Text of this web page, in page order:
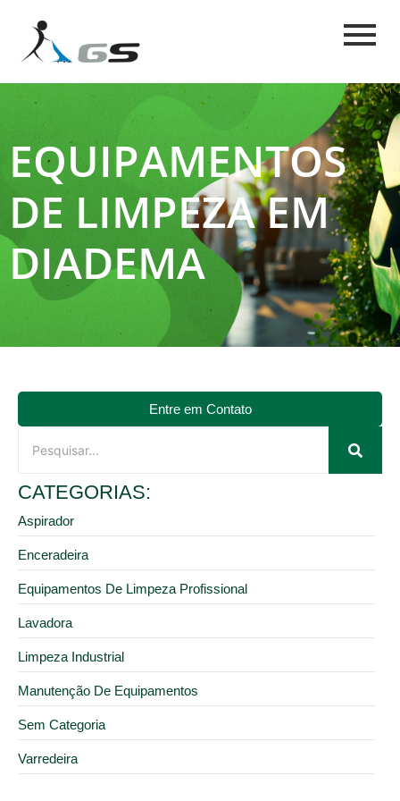
EQUIPAMENTOS
DE LIMPEZA EM
DIADEMA
Entre em Contato
CATEGORIAS:
Aspirador
Enceradeira
Equipamentos De Limpeza Profissional
Lavadora
Limpeza Industrial
Manutenção De Equipamentos
Sem Categoria
Varredeira